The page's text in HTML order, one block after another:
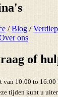
/Blog /
ons
of
van 10:00 to 16:00
tijden kunt u